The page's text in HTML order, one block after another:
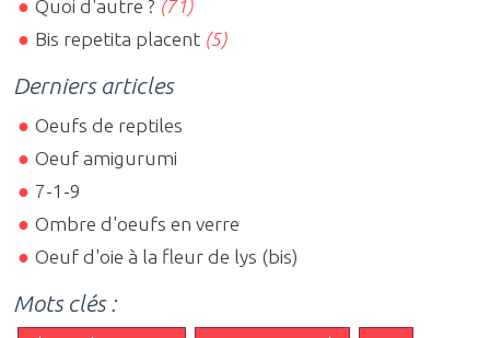
Quoi d'autre ? (71)
Bis repetita placent (5)
Derniers articles
Oeufs de reptiles
Oeuf amigurumi
7-1-9
Ombre d'oeufs en verre
Oeuf d'oie à la fleur de lys (bis)
Mots clés :